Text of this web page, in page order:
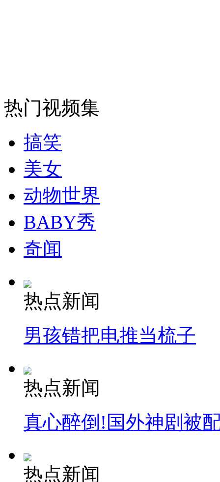
安徽一实载49人客车翻车
消防员救轻生者 花炮节热闹非凡
司机酒驾遇交警 急速倒车逃窜
热门视频集
搞笑
美女
动物世界
BABY秀
奇闻
热点新闻
男孩错把电推当梳子
热点新闻
真心醉倒!国外神剧被
热点新闻